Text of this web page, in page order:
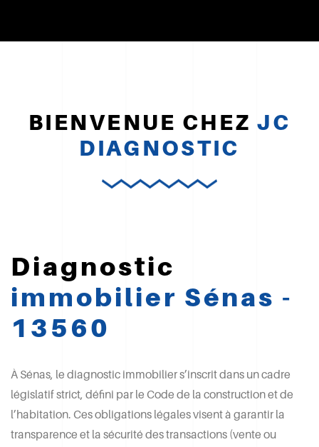
BIENVENUE CHEZ JC
DIAGNOSTIC
Diagnostic
immobilier Sénas -
13560
À Sénas, le diagnostic immobilier s’inscrit dans un cadre
législatif strict, défini par le Code de la construction et de
l’habitation. Ces obligations légales visent à garantir la
transparence et la sécurité des transactions (vente ou